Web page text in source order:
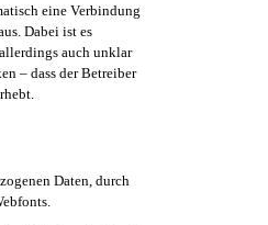
eine Verbindung
Dabei ist es
auch unklar
– dass der Betreiber
Daten, durch